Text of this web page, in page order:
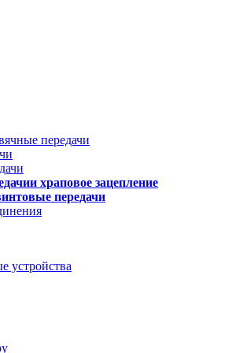
передачи
и храповое зацепление
передачи
устройства